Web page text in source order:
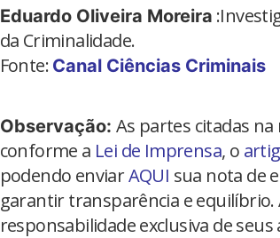
Eduardo Oliveira Moreira
da Criminalidade.
Fonte: Canal Ciências Criminais
Observação: As partes citadas
conforme a Lei de Imprensa, o
podendo enviarAQUI sua nota de
garantir transparência e equilíbrio.
responsabilidade exclusiva de